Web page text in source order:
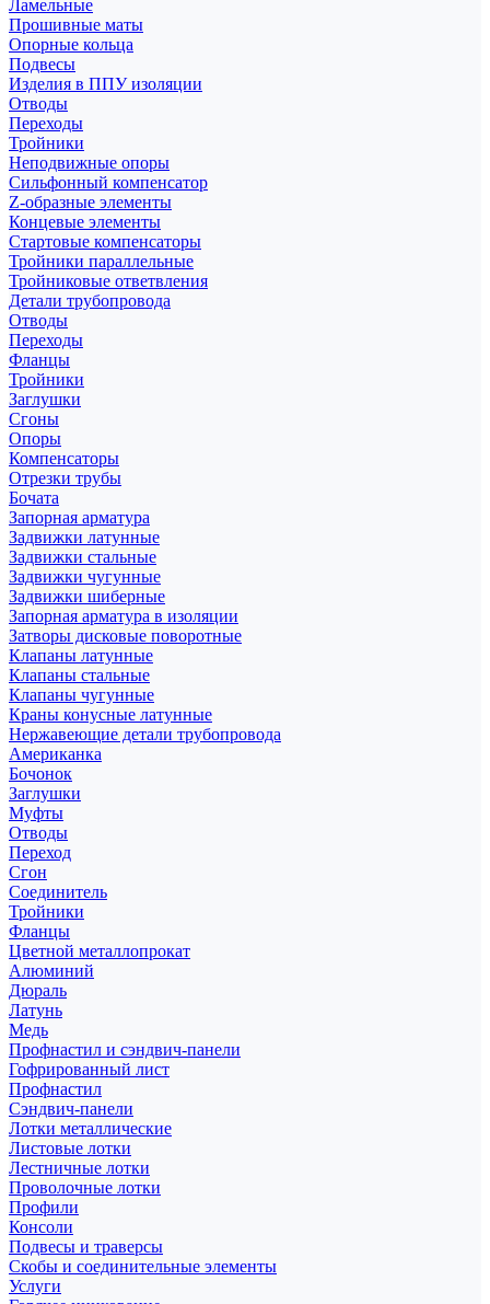
Ламельные
Прошивные маты
Опорные кольца
Подвесы
Изделия в ППУ изоляции
Отводы
Переходы
Тройники
Неподвижные опоры
Cильфонный компенсатор
Z-образные элементы
Концевые элементы
Стартовые компенсаторы
Тройники параллельные
Тройниковые ответвления
Детали трубопровода
Отводы
Переходы
Фланцы
Тройники
Заглушки
Сгоны
Опоры
Компенсаторы
Отрезки трубы
Бочата
Запорная арматура
Задвижки латунные
Задвижки стальные
Задвижки чугунные
Задвижки шиберные
Запорная арматура в изоляции
Затворы дисковые поворотные
Клапаны латунные
Клапаны стальные
Клапаны чугунные
Краны конусные латунные
Нержавеющие детали трубопровода
Американка
Бочонок
Заглушки
Муфты
Отводы
Переход
Сгон
Соединитель
Тройники
Фланцы
Цветной металлопрокат
Алюминий
Дюраль
Латунь
Медь
Профнастил и сэндвич-панели
Гофрированный лист
Профнастил
Сэндвич-панели
Лотки металлические
Листовые лотки
Лестничные лотки
Проволочные лотки
Профили
Консоли
Подвесы и траверсы
Скобы и соединительные элементы
Услуги